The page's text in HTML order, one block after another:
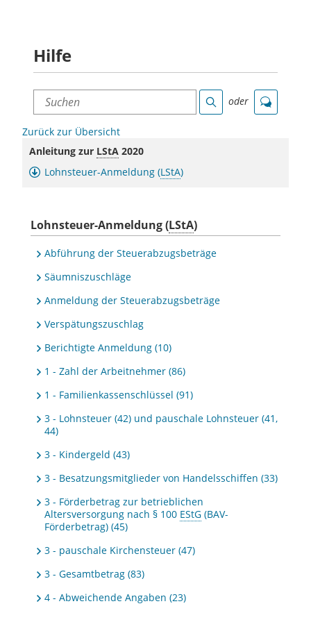
Hilfe
Suchen
Sucheoder Chat
Zurück zur Übersicht
Anleitung zur LStA2020
Lohnsteuer-Anmeldung (LStA)
Lohnsteuer-Anmeldung (LStA)
Abführung der Steuerabzugsbeträge
Säumniszuschläge
Anmeldung der Steuerabzugsbeträge
Verspätungszuschlag
Berichtigte Anmeldung (10)
1 - Zahl der Arbeitnehmer (86)
1 - Familienkassenschlüssel (91)
3 - Lohnsteuer (42) und pauschale Lohnsteuer (41,
44)
3 - Kindergeld (43)
3 - Besatzungsmitglieder von Handelsschiffen (33)
3 - Förderbetrag zur betrieblichen
Altersversorgung nach § 100 EStG (BAV-
Förderbetrag) (45)
3 - pauschale Kirchensteuer (47)
3 - Gesamtbetrag (83)
4 - Abweichende Angaben (23)